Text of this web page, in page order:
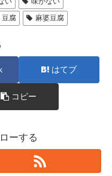
豆腐 麻婆豆腐
はてブ
コピー
ーする